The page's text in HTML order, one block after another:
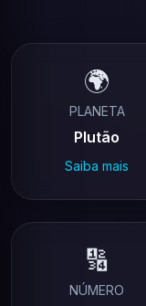
🌍
PLANETA
Plutão
Saiba mais
🔢
NÚMERO